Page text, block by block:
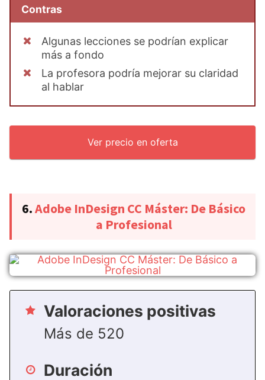
Contras
Algunas lecciones se podrían explicar
más a fondo
La profesora podría mejorar su claridad
al hablar
Ver precio en oferta
6.Adobe InDesign CC Máster: De Básico
a Profesional
Valoraciones positivas
Más de 520
Duración